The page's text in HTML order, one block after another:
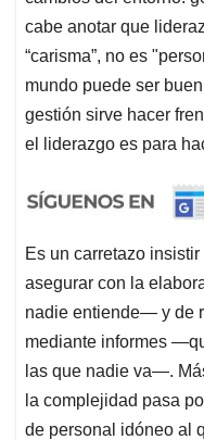
cabe anotar que
“carisma”, no es
mundo puede ser
gestión sirve hacer
el liderazgo es para
Es un carretazo
asegurar con la
nadie entiende— y de
mediante informes
las que nadie va—.
la complejidad pasa
de personal idóneo al